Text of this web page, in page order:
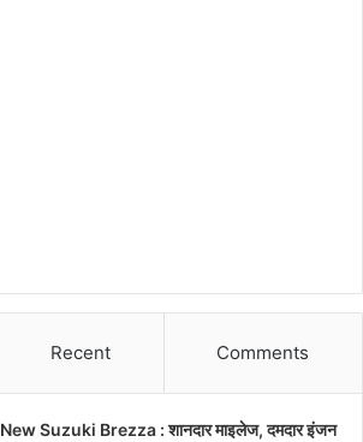
Recent Comments
New Suzuki Brezza : शानदार माइलेज, दमदार इंजन